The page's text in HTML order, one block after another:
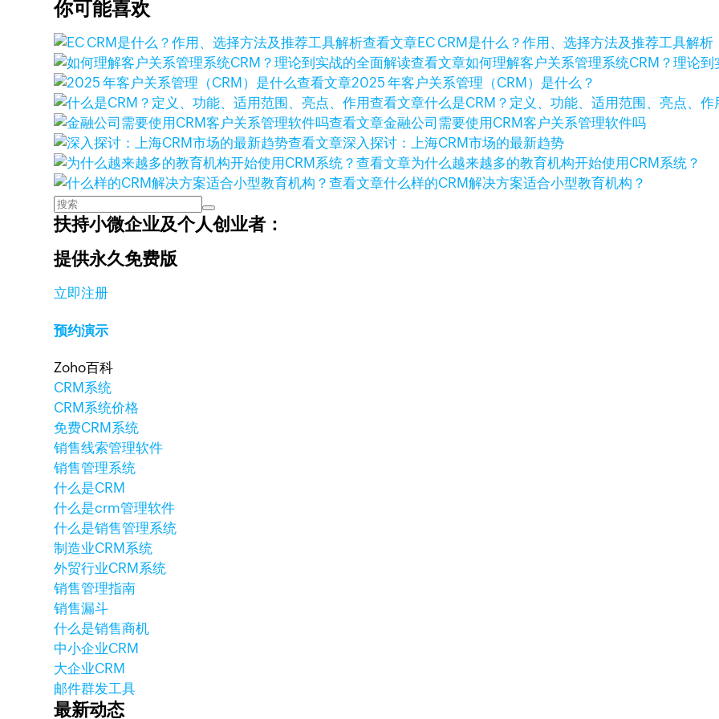
你可能喜欢
查看文章EC CRM是什么？作用、选择方法及推荐工具解析
查看文章如何理解客户关系管理系统CRM？理论
查看文章2025 年客户关系管理（CRM）是什么？
查看文章什么是CRM？定义、功能、适用范围、亮点、作
查看文章金融公司需要使用CRM客户关系管理软件吗
查看文章深入探讨：上海CRM市场的最新趋势
查看文章为什么越来越多的教育机构开始使用CRM系统？
查看文章什么样的CRM解决方案适合小型教育机构？
扶持小微企业及个人创业者：
提供永久免费版
立即注册
预约演示
Zoho百科
CRM系统
CRM系统价格
免费CRM系统
销售线索管理软件
销售管理系统
什么是CRM
什么是crm管理软件
什么是销售管理系统
制造业CRM系统
外贸行业CRM系统
销售管理指南
销售漏斗
什么是销售商机
中小企业CRM
大企业CRM
邮件群发工具
最新动态